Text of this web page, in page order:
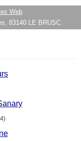
Web
83140 LE BRUSC.